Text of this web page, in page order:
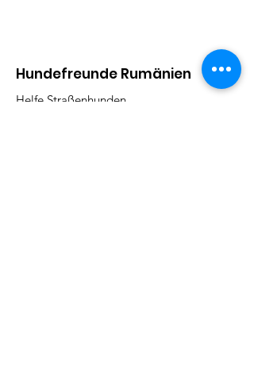
Hundefreunde Rumänien
Helfe Straßenhunden